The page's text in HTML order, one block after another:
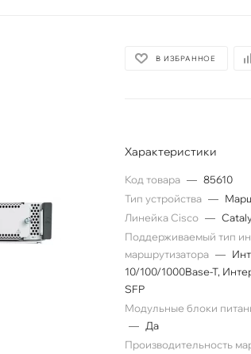
В ИЗБРАННОЕ
Характеристики
Код товара — 85610
Тип устройства —
Линейка Cisco —
Поддерживаемый тип
маршрутизатора —
10/100/1000Base-T,
SFP
Модульные блоки
— Да
Производительность